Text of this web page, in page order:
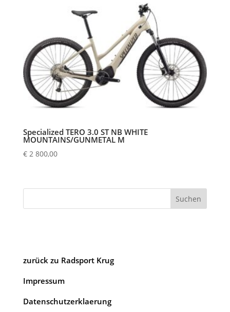
Specialized TERO 3.0 ST NB WHITE
MOUNTAINS/GUNMETAL M
€2 800,00
Suchen
zurück zu Radsport Krug
Impressum
Datenschutzerklaerung